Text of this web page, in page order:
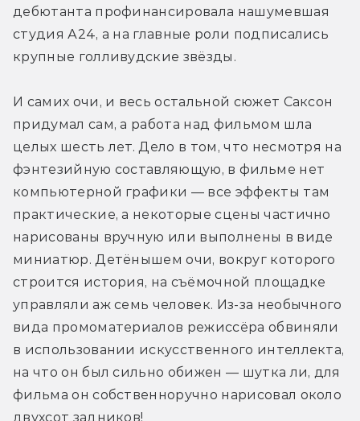
дебютанта профинансировала нашумевшая
студия А24, а на главные роли подписались
крупные голливудские звёзды.
И самих очи, и весь остальной сюжет Саксон
придумал сам, а работа над фильмом шла
целых шесть лет. Дело в том, что несмотря на
фэнтезийную составляющую, в фильме нет
компьютерной графики — все эффекты там
практические, а некоторые сцены частично
нарисованы вручную или выполнены в виде
миниатюр. Детёнышем очи, вокруг которого
строится история, на съёмочной площадке
управляли аж семь человек. Из-за необычного
вида промоматериалов режиссёра обвиняли
в использовании искусственного интеллекта,
на что он был сильно обижен — шутка ли, для
фильма он собственноручно нарисовал около
двухсот задников!